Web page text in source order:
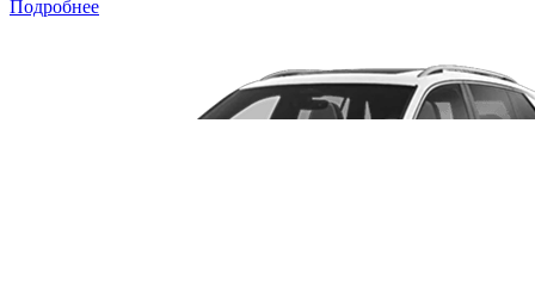
Подробнее